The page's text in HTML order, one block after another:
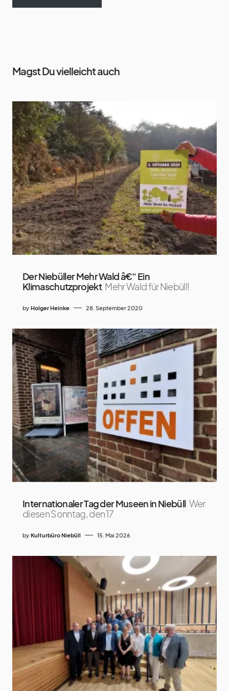
Magst Du vielleicht auch
Der Niebüller Mehr Wald â€“ Ein
Klimaschutzprojekt Mehr Wald für Niebüll!
by Holger Heinke 28. September 2020
Internationaler Tag der Museen in Niebüll Wer
diesen Sonntag, den 17
by Kulturbüro Niebüll 15. Mai 2026